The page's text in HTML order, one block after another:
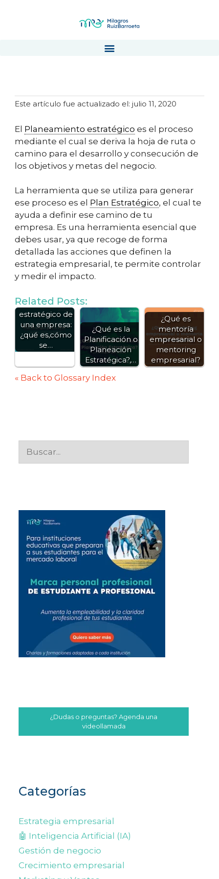
Este artículo fue actualizado el: julio 11, 2020
El Planeamiento estratégico es el proceso
mediante el cual se deriva la hoja de ruta o
camino para el desarrollo y consecución de
los objetivos y metas del negocio.
La herramienta que se utiliza para generar
ese proceso es el Plan Estratégico, el cual te
ayuda a definir ese camino de tu
empresa. Es una herramienta esencial que
debes usar, ya que recoge de forma
detallada las acciones que definen la
estrategia empresarial, te permite controlar
y medir el impacto.
Related Posts:
Plan
estratégico de
una empresa:
¿qué es,cómo
se…
¿Qué es la
Planificación o
Planeación
Estratégica?,…
¿Qué es
mentoría
empresarial o
mentoring
empresarial?
« Back to Glossary Index
¿Dudas o preguntas? Agenda una
videollamada
Categorías
Estrategia empresarial
🤖 Inteligencia Artificial (IA)
Gestión de negocio
Crecimiento empresarial